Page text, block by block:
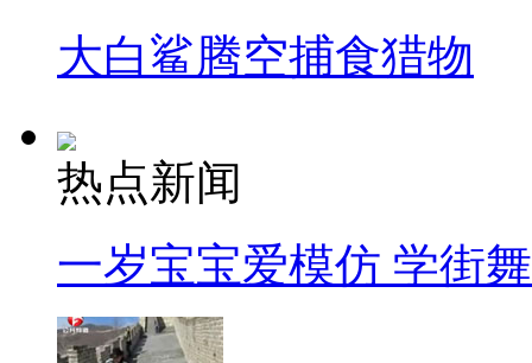
大白鲨腾空捕食猎物
热点新闻
一岁宝宝爱模仿 学街